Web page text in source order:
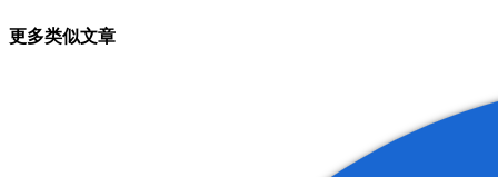
导
更多类似文章